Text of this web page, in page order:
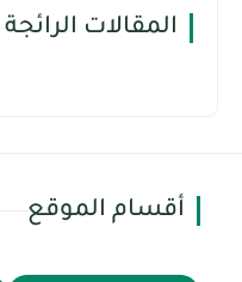
المقالات الرائجة
أقسام الموقع